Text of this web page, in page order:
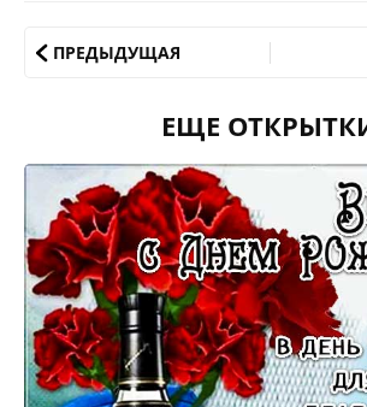
ПРЕДЫДУЩАЯ
ЕЩЕ